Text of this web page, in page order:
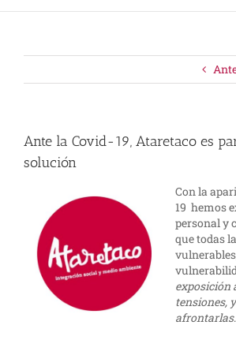
Ante la Covid-19, Ataretaco es
solución
Con la
19 hemos
personal y
que todas
exposición
tensiones,
afrontarlas